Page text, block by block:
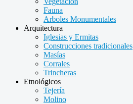
Fauna
Arboles Monumentales
Arquitectura
Iglesias y Ermitas
Construcciones tradicionales
Masías
Corrales
Trincheras
Etnológicos
Tejería
Molino